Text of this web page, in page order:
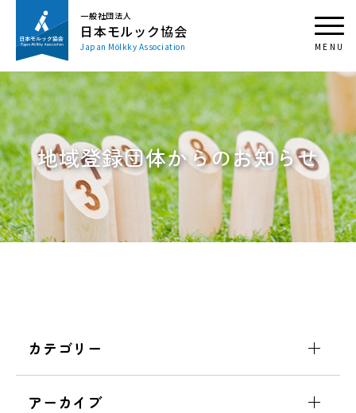
一般社団法人
日本モルック協会
Japan Mölkky Association
地域登録団体からのお知らせ
カテゴリー
アーカイブ